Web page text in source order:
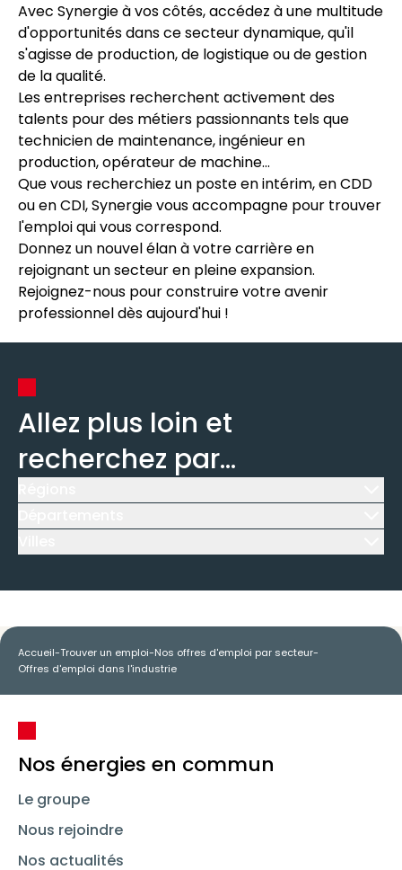
Avec Synergie à vos côtés, accédez à une multitude
d'opportunités dans ce secteur dynamique, qu'il
s'agisse de production, de logistique ou de gestion
de la qualité.
Les entreprises recherchent activement des
talents pour des métiers passionnants tels que
technicien de maintenance, ingénieur en
production, opérateur de machine...
Que vous recherchiez un poste en intérim, en CDD
ou en CDI, Synergie vous accompagne pour trouver
l'emploi qui vous correspond.
Donnez un nouvel élan à votre carrière en
rejoignant un secteur en pleine expansion.
Rejoignez-nous pour construire votre avenir
professionnel dès aujourd'hui !
Allez plus loin et
recherchez par...
Accueil-Trouver un emploi-Nos offres d'emploi par secteur-
Offres d'emploi dans l'industrie
Nos énergies en commun
Le groupe
Nous rejoindre
Nos actualités